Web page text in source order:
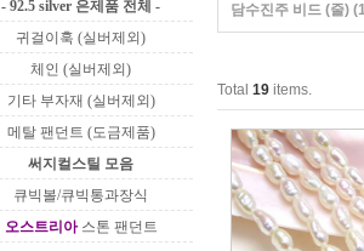
- 92.5 silver 은제품 전체 -
귀걸이훅 (실버제외)
체인 (실버제외)
기타 부자재 (실버제외)
메탈 팬던트 (도금제품)
써지컬스틸 모음
큐빅볼/큐빅통과장식
오스트리아스톤 팬던트
담수진주 비드 (줄)
Total 19 items.